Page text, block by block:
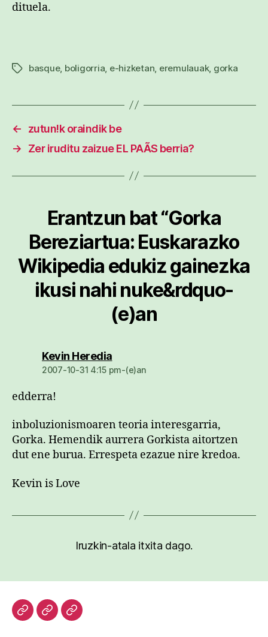
dituela.
Etiketakbasque, boligorria e-hizketan eremulauak, gorka
←
zutun!k oraindik be
→
Zer iruditu zaizue EL PAÃS berria?
Erantzun bat “Gorka
Bereziartua: Euskarazko
Wikipedia edukiz gainezka
ikusi nahi nuke&rdquo-
(e)an
Kevin Herediadio:
2007-10-31 4:15 pm-(e)an
edderra!
inboluzionismoaren teoria interesgarria,
Gorka. Hemendik aurrera Gorkista aitortzen
dut ene burua. Errespeta ezazue nire kredoa.
Kevin is Love
Iruzkin-atala itxita dago.
HasieraKazetari
Patxi